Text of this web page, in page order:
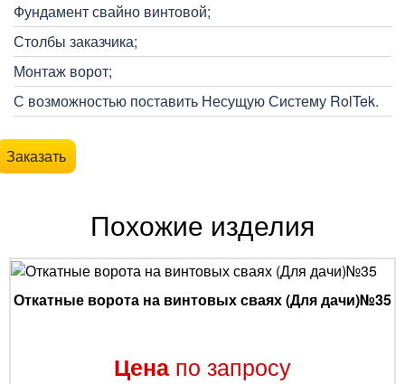
Фундамент свайно винтовой;
Столбы заказчика;
Монтаж ворот;
С возможностью поставить Несущую Систему RolTek.
Заказать
Похожие изделия
Откатные ворота на винтовых сваях (Для дачи)№35
Цена по запросу